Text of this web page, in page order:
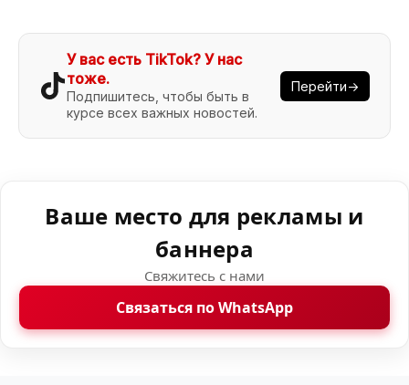
У вас есть TikTok? У нас
тоже.
Подпишитесь, чтобы быть в
курсе всех важных новостей.
Перейти→
Ваше место для рекламы и
баннера
Свяжитесь с нами
Связаться по WhatsApp